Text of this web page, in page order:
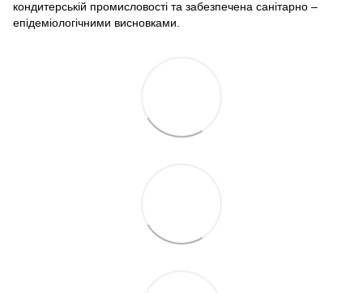
кондитерській промисловості та забезпечена санітарно –
епідеміологічними висновками.